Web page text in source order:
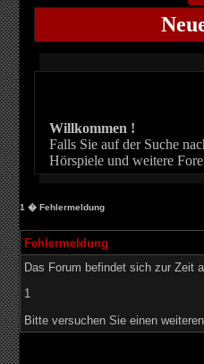
Willkommen !
Falls Sie auf der Suche
Hörspiele und weitere
1 � Fehlermeldung
Fehlermeldung
Das Forum befindet sich zur Zeit
1
Bitte versuchen Sie einen